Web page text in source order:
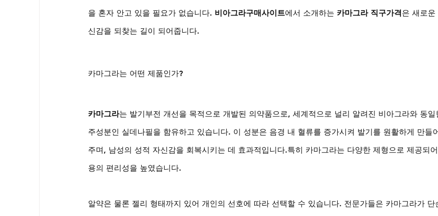
을 혼자 안고 있을 필요가 없습니다. 비아그라구매사이트에서 소개하는 카마그라 직구가격은 새로운
신감을 되찾는 길이 되어줍니다.
카마그라는 어떤 제품인가?
카마그라는 발기부전 개선을 목적으로 개발된 의약품으로, 세계적으로 널리 알려진 비아그라와 동
주성분인 실데나필을 함유하고 있습니다. 이 성분은 음경 내 혈류를 증가시켜 발기를 원활하게 만들
주며, 남성의 성적 자신감을 회복시키는 데 효과적입니다.특히 카마그라는 다양한 제형으로 제공되
용의 편리성을 높였습니다.
알약은 물론 젤리 형태까지 있어 개인의 선호에 따라 선택할 수 있습니다. 전문가들은 카마그라가 단